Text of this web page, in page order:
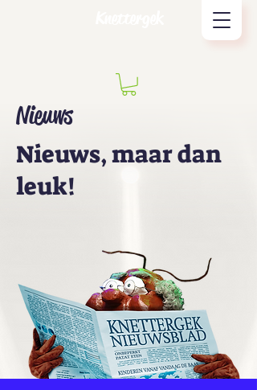
Nieuws
Nieuws, maar dan
leuk!